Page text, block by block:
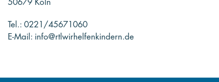
50679 Köln
Tel.: 0221/45671060
E-Mail: info@rtlwirhelfenkindern.de